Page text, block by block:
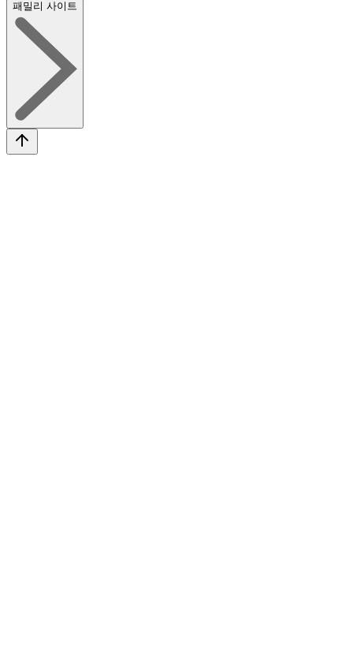
패밀리 사이트